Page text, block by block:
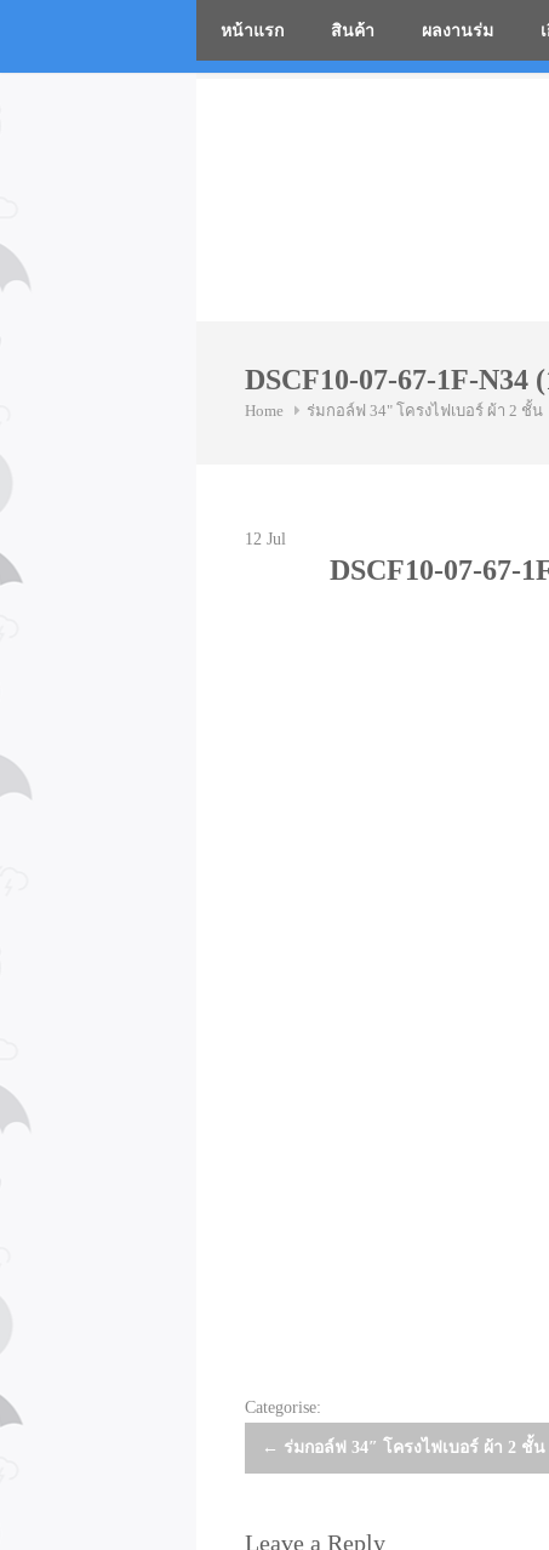
หน้าแรก สินค้า ผลงานร่ม
DSCF10-07-67-1F-N34
Home ร่มกอล์ฟ 34" โครงไฟเบอร์ ผ้า 2 ชั้น
12 Jul
DSCF10-07-67-
Categorise:
Post
← ร่มกอล์ฟ 34″ โครงไฟเบอร์ ผ้า 2 ชั้น
Leave a Reply
โรงงาน